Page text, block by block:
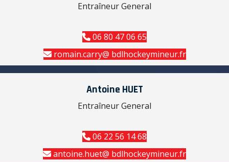
Entraîneur General
06 80 47 06 65
romain.carry@ bdlhockeymineur.fr
Antoine HUET
Entraîneur General
06 22 56 14 68
antoine.huet@ bdlhockeymineur.fr